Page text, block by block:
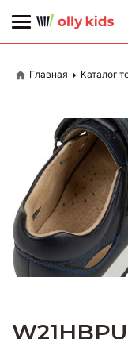
Главная Каталог